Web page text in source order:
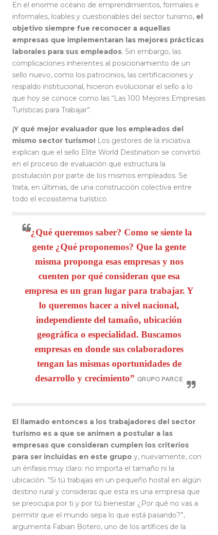
En el enorme océano de emprendimientos, formales e
informales, loables y cuestionables del sector turismo, el
objetivo siempre fue reconocer a aquellas
empresas que implementaran las mejores prácticas
laborales para sus empleados. Sin embargo, las
complicaciones inherentes al posicionamiento de un
sello nuevo, como los patrocinios, las certificaciones y
respaldo institucional, hicieron evolucionar el sello a lo
que hoy se conoce como las “Las 100 Mejores Empresas
Turísticas para Trabajar”.
¡Y qué mejor evaluador que los empleados del
mismo sector turismo! Los gestores de la iniciativa
explican que el sello Elite World Destination se convirtió
en el proceso de evaluación que estructura la
postulación por parte de los mismos empleados. Se
trata, en últimas, de una construcción colectiva entre
todo el ecosistema turístico.
“¿Qué queremos saber? Como se siente la
gente ¿Qué proponemos? Que la gente
misma proponga esas empresas y nos
cuenten por qué consideran que esa
empresa es un gran lugar para trabajar. Y
lo queremos hacer a nivel nacional,
independiente del tamaño, ubicación
geográfica o especialidad. Buscamos
empresas en donde sus colaboradores
tengan las mismas oportunidades de
desarrollo y crecimiento” GRUPO PARCE
El llamado entonces a los trabajadores del sector
turismo es a que se animen a postular a las
empresas que consideran cumplen los criterios
para ser incluidas en este grupo y, nuevamente, con
un énfasis muy claro: no importa el tamaño ni la
ubicación. “Si tú trabajas en un pequeño hostal en algún
destino rural y consideras que esta es una empresa que
se preocupa por ti y por tú bienestar ¿Por qué no vas a
permitir que el mundo sepa lo que está pasando?”,
argumenta Fabian Botero, uno de los artífices de la